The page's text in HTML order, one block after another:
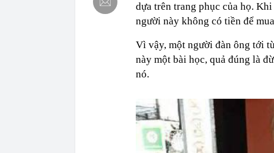
07:58
Mỗi chiếc ô
07:55
Lắc vàng 3
07:55
Nơi sản xuất
Vận hành
07:48
Đề xuất giao
dựa trên trang phục của họ.
người này không có tiền để
Vì vậy, một người đàn ông tới
này một bài học, quả đúng là
nó.